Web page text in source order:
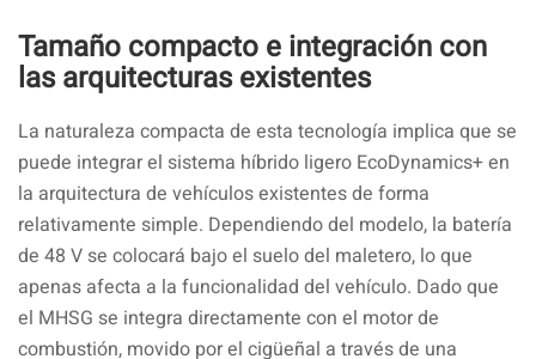
Tamaño compacto e integración con
las arquitecturas existentes
La naturaleza compacta de esta tecnología implica que se
puede integrar el sistema híbrido ligero EcoDynamics+ en
la arquitectura de vehículos existentes de forma
relativamente simple. Dependiendo del modelo, la batería
de 48 V se colocará bajo el suelo del maletero, lo que
apenas afecta a la funcionalidad del vehículo. Dado que
el MHSG se integra directamente con el motor de
combustión, movido por el cigüeñal a través de una